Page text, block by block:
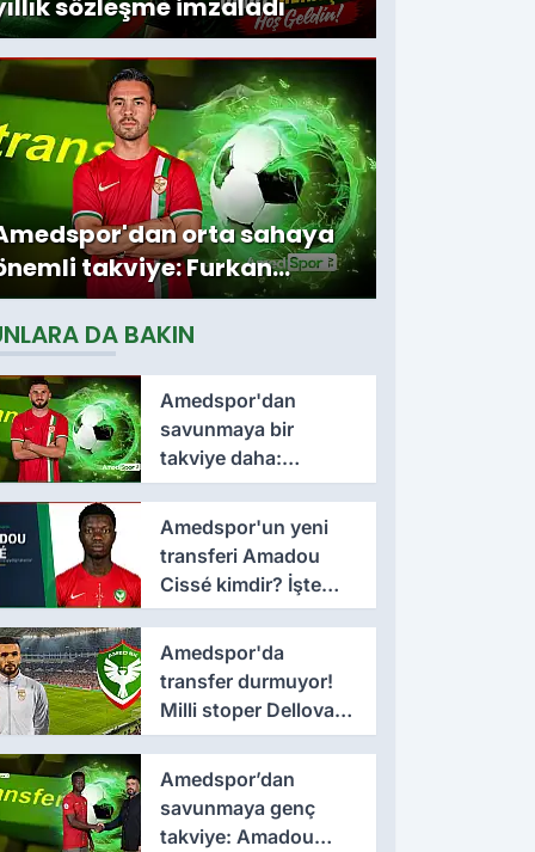
sözleşme imzaladı
orta sahaya
takviye: Furkan
ile sözleşme
DA BAKIN
Amedspor'dan
savunmaya bir
takviye daha:
Lumbardh Dellova ile
3 yıllık imza
Amedspor'un yeni
transferi Amadou
Cissé kimdir? İşte
kariyeri ve forma
giydiği takımlar
Amedspor'da
transfer durmuyor!
Milli stoper Dellova
imza için Türkiye'ye
geldi
Amedspor’dan
savunmaya genç
takviye: Amadou